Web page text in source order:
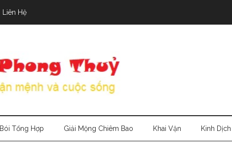
Liên Hệ
Bói Tổng Hợp Giải Mộng Chiêm Bao Khai Vận Kinh Dịch